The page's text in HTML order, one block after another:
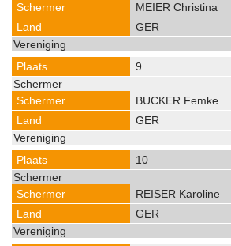
MEIER Christina
GER
9
BUCKER Femke
GER
10
REISER Karoline
GER